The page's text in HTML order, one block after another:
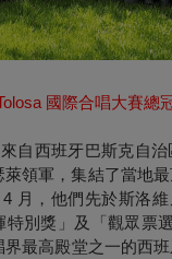
國際合唱大賽總
自西班牙巴斯克自
領軍，集結了當地
月，他們先於斯洛
別獎」及「觀眾票
最高殿堂之一的西